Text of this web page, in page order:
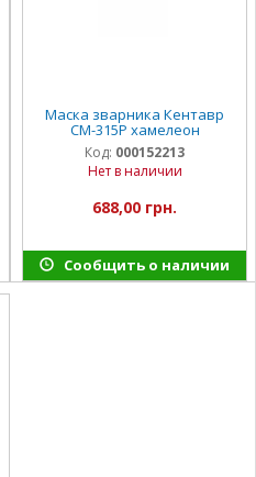
Маска зварника Кентавр
СМ-315Р хамелеон
Код: 000152213
Нет в наличии
688,00 грн.
Сообщить о наличии